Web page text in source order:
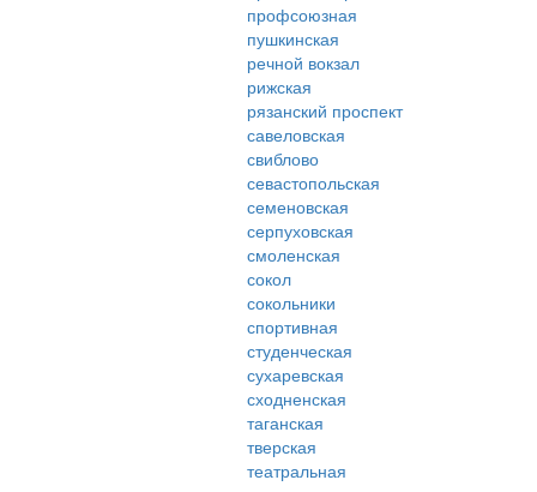
профсоюзная
пушкинская
речной вокзал
рижская
рязанский проспект
савеловская
свиблово
севастопольская
семеновская
серпуховская
смоленская
сокол
сокольники
спортивная
студенческая
сухаревская
сходненская
таганская
тверская
театральная